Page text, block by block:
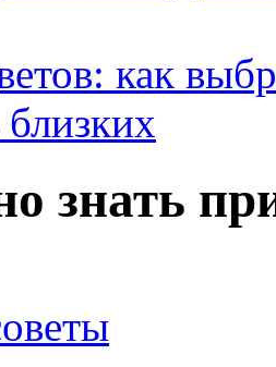
как
знать